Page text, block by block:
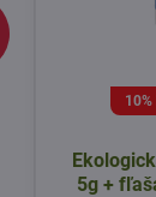
5g +